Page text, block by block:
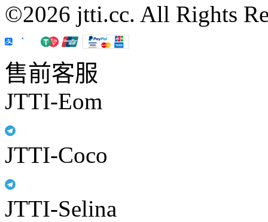
©2026 jtti.cc. All Rights
售前客服
JTTI-Eom
JTTI-Coco
JTTI-Selina